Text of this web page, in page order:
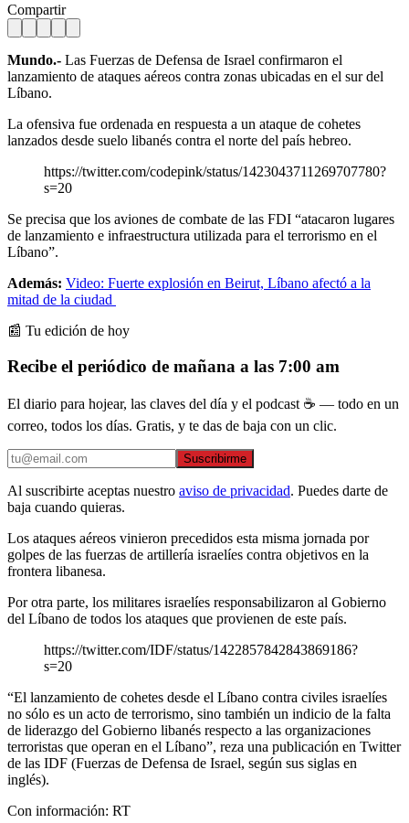
Compartir
Mundo.- Las Fuerzas de Defensa de Israel confirmaron el
lanzamiento de ataques aéreos contra zonas ubicadas en el sur del
Líbano.
La ofensiva fue ordenada en respuesta a un ataque de cohetes
lanzados desde suelo libanés contra el norte del país hebreo.
https://twitter.com/codepink/status/1423043711269707780?
s=20
Se precisa que los aviones de combate de las FDI “atacaron lugares
de lanzamiento e infraestructura utilizada para el terrorismo en el
Líbano”.
Además: Video: Fuerte explosión en Beirut, Líbano afectó a la
mitad de la ciudad
📰 Tu edición de hoy
Recibe el periódico de mañana a las 7:00 am
El diario para hojear, las claves del día y el podcast ☕ — todo en un
correo, todos los días. Gratis, y te das de baja con un clic.
Suscribirme
Al suscribirte aceptas nuestro aviso de privacidad. Puedes darte de
baja cuando quieras.
Los ataques aéreos vinieron precedidos esta misma jornada por
golpes de las fuerzas de artillería israelíes contra objetivos en la
frontera libanesa.
Por otra parte, los militares israelíes responsabilizaron al Gobierno
del Líbano de todos los ataques que provienen de este país.
https://twitter.com/IDF/status/1422857842843869186?
s=20
“El lanzamiento de cohetes desde el Líbano contra civiles israelíes
no sólo es un acto de terrorismo, sino también un indicio de la falta
de liderazgo del Gobierno libanés respecto a las organizaciones
terroristas que operan en el Líbano”, reza una publicación en Twitter
de las IDF (Fuerzas de Defensa de Israel, según sus siglas en
inglés).
Con información: RT